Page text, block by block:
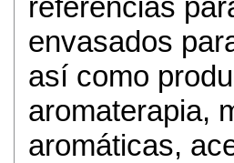
referencias
envasados
así como
aromaterapia,
aromáticas,